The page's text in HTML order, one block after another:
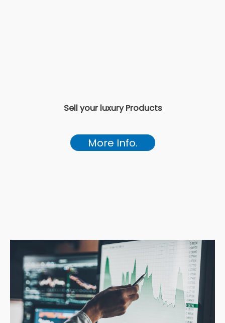
Sell your luxury Products
More Info.